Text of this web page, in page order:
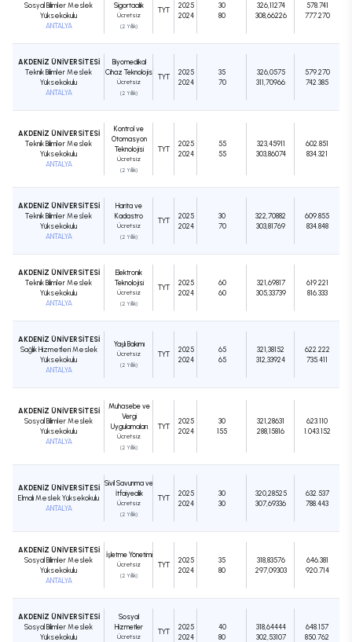
Sosyal Bilimler Meslek
Yüksekokulu
ANTALYA
Sigortacılık
Ücretsiz
(2 Yıllık)
TYT
2025
2024
30
80
326,11274
308,66226
578.741
777.270
AKDENİZ ÜNİVERSİTESİ
Teknik Bilimler Meslek
Yüksekokulu
ANTALYA
Biyomedikal
Cihaz Teknolojisi
Ücretsiz
(2 Yıllık)
TYT
2025
2024
35
70
326,0575
311,70966
579.270
742.385
AKDENİZ ÜNİVERSİTESİ
Teknik Bilimler Meslek
Yüksekokulu
ANTALYA
Kontrol ve
Otomasyon
Teknolojisi
Ücretsiz
(2 Yıllık)
TYT
2025
2024
55
55
323,45911
303,86074
602.851
834.321
AKDENİZ ÜNİVERSİTESİ
Teknik Bilimler Meslek
Yüksekokulu
ANTALYA
Harita ve
Kadastro
Ücretsiz
(2 Yıllık)
TYT
2025
2024
30
70
322,70882
303,81769
609.855
834.848
AKDENİZ ÜNİVERSİTESİ
Teknik Bilimler Meslek
Yüksekokulu
ANTALYA
Elektronik
Teknolojisi
Ücretsiz
(2 Yıllık)
TYT
2025
2024
60
60
321,69817
305,33739
619.221
816.333
AKDENİZ ÜNİVERSİTESİ
Sağlık Hizmetleri Meslek
Yüksekokulu
ANTALYA
Yaşlı Bakımı
Ücretsiz
(2 Yıllık)
TYT
2025
2024
65
65
321,38152
312,33924
622.222
735.411
AKDENİZ ÜNİVERSİTESİ
Sosyal Bilimler Meslek
Yüksekokulu
ANTALYA
Muhasebe ve
Vergi
Uygulamaları
Ücretsiz
(2 Yıllık)
TYT
2025
2024
30
155
321,28631
288,15816
623.110
1.043.152
AKDENİZ ÜNİVERSİTESİ
Elmalı Meslek Yüksekokulu
ANTALYA
Sivil Savunma ve
İtfaiyecilik
Ücretsiz
(2 Yıllık)
TYT
2025
2024
30
30
320,28525
307,69336
632.537
788.443
AKDENİZ ÜNİVERSİTESİ
Sosyal Bilimler Meslek
Yüksekokulu
ANTALYA
İşletme Yönetimi
Ücretsiz
(2 Yıllık)
TYT
2025
2024
35
80
318,83576
297,09303
646.381
920.714
AKDENİZ ÜNİVERSİTESİ
Sosyal Bilimler Meslek
Yüksekokulu
Sosyal
Hizmetler
Ücretsiz
TYT
2025
2024
40
80
318,64444
302,53107
648.157
850.762